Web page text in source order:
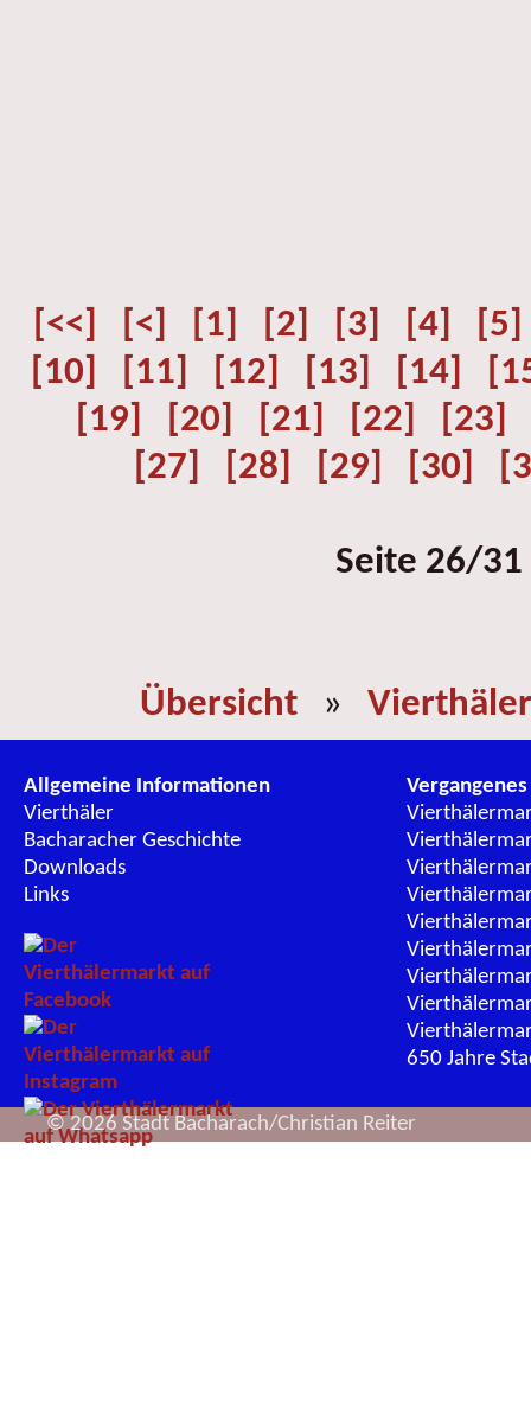
[<<] [<] [1] [2] [3] [4]
[5]
[10]
[11] [12] [13] [14]
[19]
[20] [21] [22]
[23]
[27]
[28] [29] [30]
Seite 26/31
Übersicht »
Allgemeine Informationen
Vierthäler
Bacharacher Geschichte
Downloads
Links
Vergangenes
650 Jahre
© 2026 Stadt Bacharach/Christian Reiter